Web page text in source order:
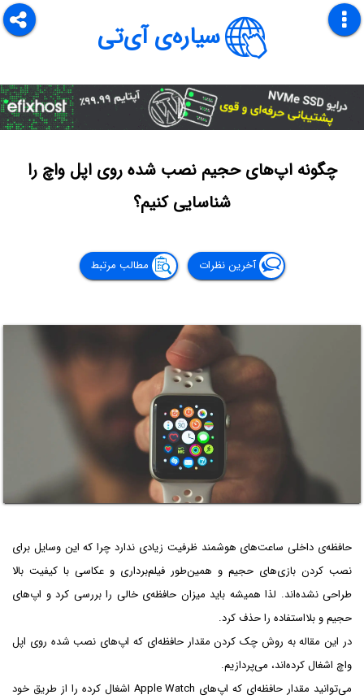
سیاره‌ی آی‌تی
چگونه اپ‌های حجیم نصب شده روی اپل واچ را
شناسایی کنیم؟
آخرین نظرات مطالب مرتبط
حافظه‌ی داخلی ساعت‌های هوشمند ظرفیت زیادی ندارد چرا که این وسایل برای
نصب کردن بازی‌های حجیم و همین‌طور فیلم‌برداری و عکاسی با کیفیت بالا
طراحی نشده‌اند. لذا همیشه باید میزان حافظه‌ی خالی را بررسی کرد و اپ‌های
حجیم و بلااستفاده را حذف کرد.
در این مقاله به روش چک کردن مقدار حافظه‌ای که اپ‌های نصب شده روی اپل
واچ اشغال کرده‌اند، می‌پردازیم.
می‌توانید مقدار حافظه‌ای که اپ‌های Apple Watch اشغال کرده را از طریق خود